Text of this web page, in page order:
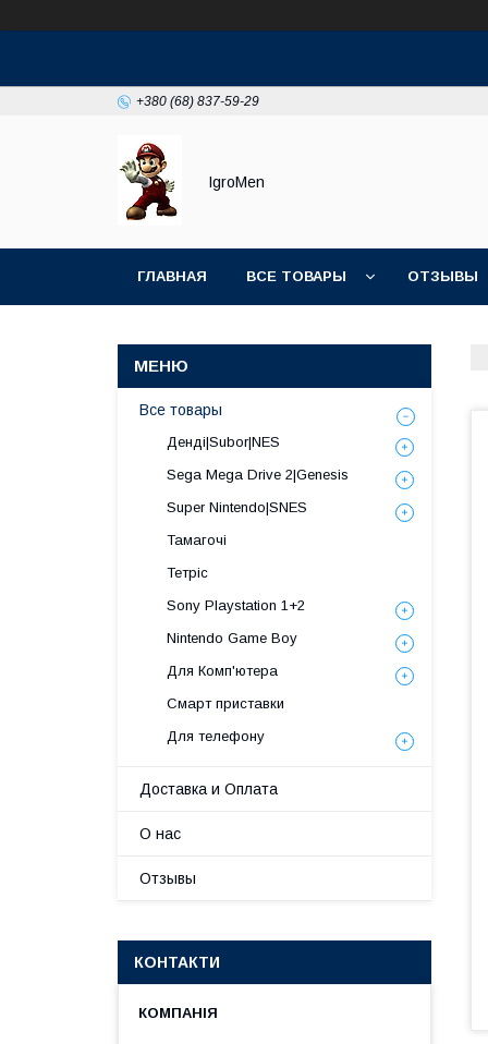
+380 (68) 837-59-29
IgroMen
ГЛАВНАЯ ВСЕ ТОВАРЫ ОТЗЫВЫ
Все товары
Денді|Subor|NES
Sega Mega Drive 2|Genesis
Super Nintendo|SNES
Тамагочі
Тетріс
Sony Playstation 1+2
Nintendo Game Boy
Для Комп'ютера
Смарт приставки
Для телефону
Доставка и Оплата
О нас
Отзывы
КОНТАКТИ